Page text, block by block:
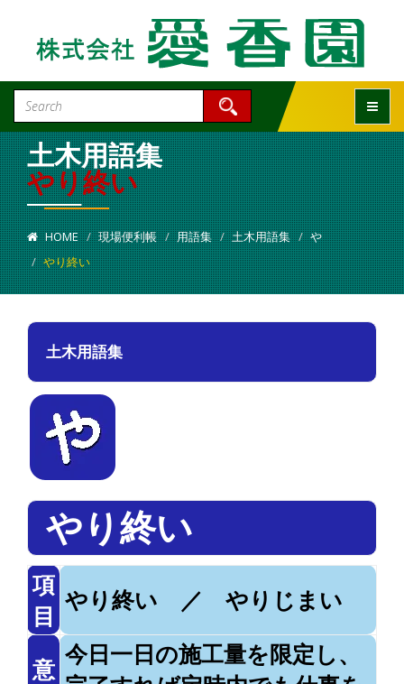
土木用語集
やり終い
HOME 現場便利帳 用語集 土木用語集
や
やり終い
土木用語集
やり終い
項
目
やり終い ／ やりじまい
意 今日一日の施工量を限定し、